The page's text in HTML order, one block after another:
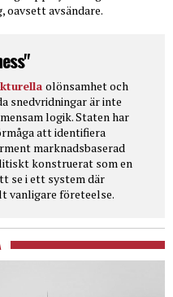
oavsett avsändare.
olönsamhet och
snedvridningar är inte
logik. Staten har
att identifiera
marknadsbaserad
konstruerat som en
se i ett system där
vanligare företeelse.